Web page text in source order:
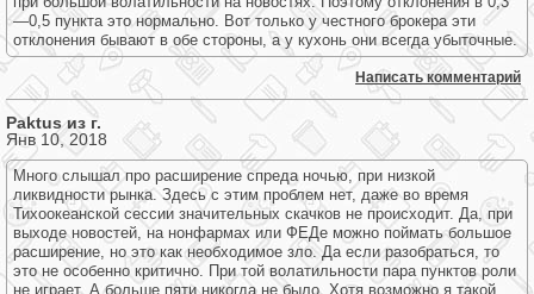
—0,5 пункта это нормально. Вот только у честного брокера эти
отклонения бывают в обе стороны, а у кухонь они всегда убыточные.
Написать комментарий
Paktus из г.
Янв 10, 2018
Много слышал про расширение спреда ночью, при низкой
ликвидности рынка. Здесь с этим проблем нет, даже во время
Тихоокеанской сессии значительных скачков не происходит. Да, при
выходе новостей, на нонфармах или ФЕДе можно поймать большое
расширение, но это как необходимое зло. Да если разобраться, то
это не особенно критично. При той волатильности пара пунктов роли
не играет. А больше пяти никогда не было. Хотя возможно я такой